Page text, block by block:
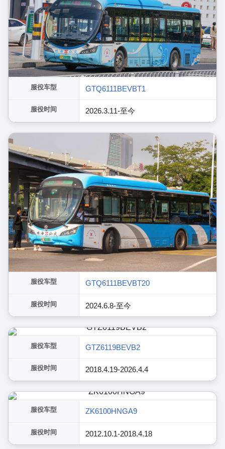
服役车型 GTQ6111BEVBT1
服役时间 2026.3.11-至今
服役车型 GTQ6111BEVBT20
服役时间 2024.6.8-至今
服役车型 GTZ6119BEVB2
服役时间 2018.4.19-2026.4.4
服役车型 ZK6100HNGA9
服役时间 2012.10.1-2018.4.18